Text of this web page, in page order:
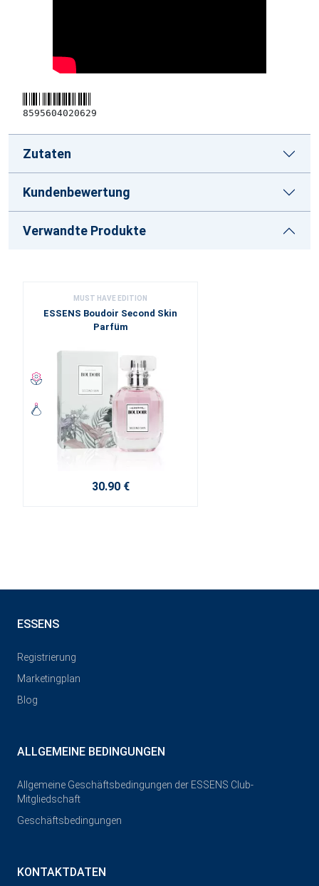
8595604020629
Zutaten
Kundenbewertung
Verwandte Produkte
MUST HAVE EDITION
ESSENS Boudoir Second Skin
Parfüm
30.90 €
ESSENS
Registrierung
Marketingplan
Blog
ALLGEMEINE BEDINGUNGEN
Allgemeine Geschäftsbedingungen der ESSENS Club-
Mitgliedschaft
Geschäftsbedingungen
KONTAKTDATEN